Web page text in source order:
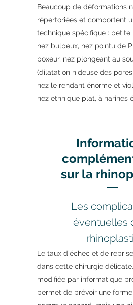
Beaucoup de déformations
répertoriées et comportent
technique spécifique : petite
nez bulbeux, nez pointu de
boxeur, nez plongeant au
(dilatation hideuse des
nez le rendant énorme et
nez ethnique plat, à narines
sur la
Les
éventuelles
Le taux d’échec et de
dans cette chirurgie délicate.
modifiée par informatique
permet de prévoir une forme